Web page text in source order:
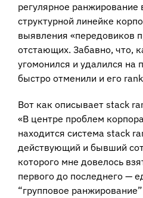
регулярное ранжирование
структурной линейке
выявления «передовиков
отстающих. Забавно, что,
угомонился и удалился на
быстро отменили и его
Вот как описывает stack
«В центре проблем
находится система stack
действующий и бывший
которого мне довелось
первого до последнего —
“групповое